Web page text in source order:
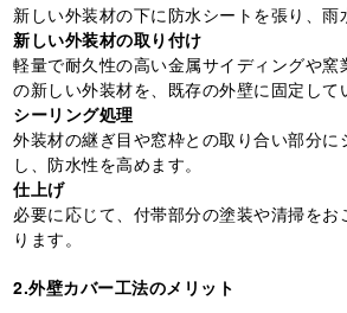
新しい外装材の下に防水シートを張り、雨
新しい外装材の取り付け
軽量で耐久性の高い金属サイディングや窯
の新しい外装材を、既存の外壁に固定して
シーリング処理
外装材の継ぎ目や窓枠との取り合い部分に
し、防水性を高めます。
仕上げ
必要に応じて、付帯部分の塗装や清掃をお
ります。
2.外壁カバー工法のメリット